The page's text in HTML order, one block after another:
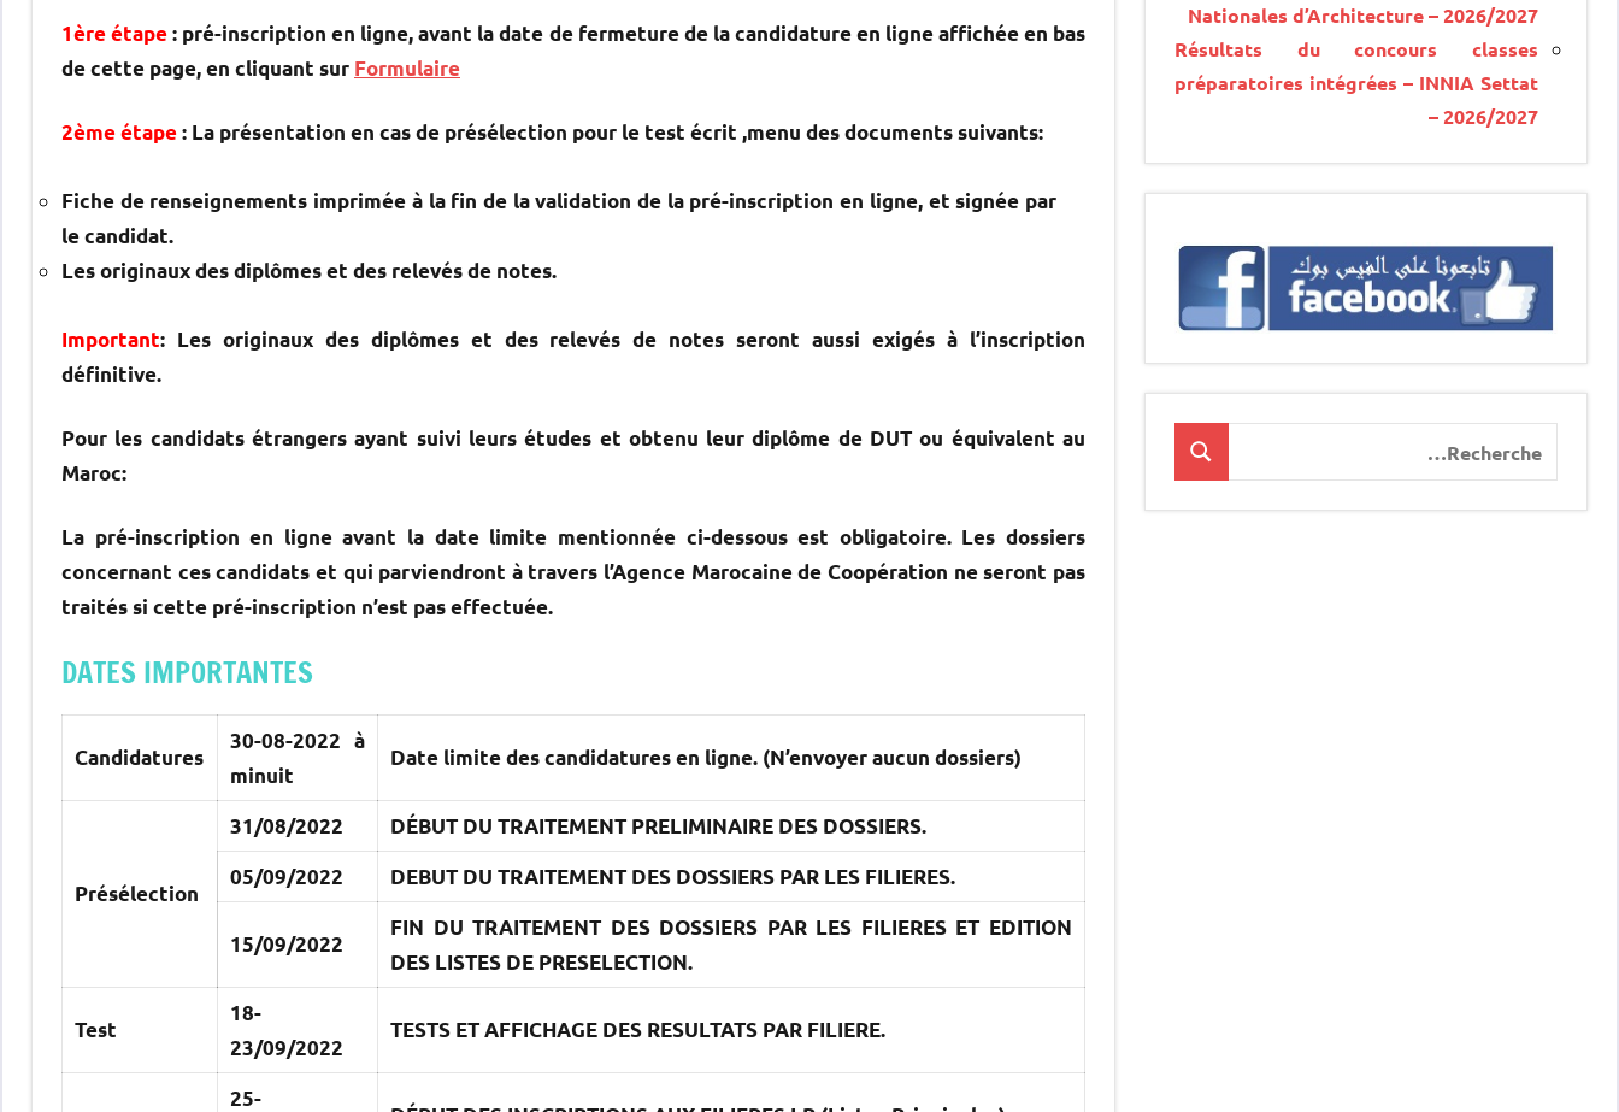
1ère étape: pré-inscription en ligne, avant la date de fermeture de la candidature en ligne affichée en bas
de cette page, en cliquant sur Formulaire
2ème étape: La présentation en cas de présélection pour le test écrit ,menu des documents suivants:
Fiche de renseignements imprimée à la fin de la validation de la pré-inscription en ligne, et signée par
le candidat.
Les originaux des diplômes et des relevés de notes.
Important: Les originaux des diplômes et des relevés de notes seront aussi exigés à l’inscription
définitive.
Pour les candidats étrangers ayant suivi leurs études et obtenu leur diplôme de DUT ou équivalent au
Maroc:
La pré-inscription en ligne avant la date limite mentionnée ci-dessous est obligatoire. Les dossiers
concernant ces candidats et qui parviendront à travers l’Agence Marocaine de Coopération ne seront pas
traités si cette pré-inscription n’est pas effectuée.
DATES IMPORTANTES
Candidatures
30-08-2022 à
minuit
Date limite des candidatures en ligne. (N’envoyer aucun dossiers)
Présélection
31/08/2022
DÉBUT DU TRAITEMENT PRELIMINAIRE DES DOSSIERS.
05/09/2022
DEBUT DU TRAITEMENT DES DOSSIERS PAR LES FILIERES.
15/09/2022
FIN DU TRAITEMENT DES DOSSIERS PAR LES FILIERES ET EDITION
DES LISTES DE PRESELECTION.
Test
18-
23/09/2022
TESTS ET AFFICHAGE DES RESULTATS PAR FILIERE.
25-
Nationales d’Architecture – 2026/2027
Résultats du concours classes
préparatoires intégrées – INNIA Settat
– 2026/2027
:
Recherche